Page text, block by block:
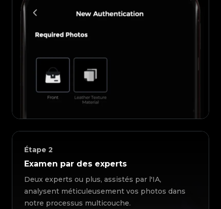
Étape 2
Examen par des experts
Deux experts ou plus, assistés par l'IA,
analysent méticuleusement vos photos dans
notre processus multicouche.